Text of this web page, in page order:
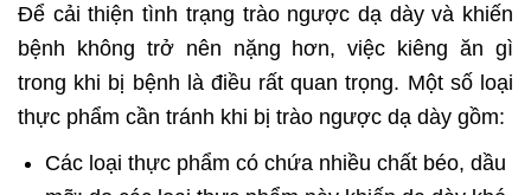
Để cải thiện tình trạng trào ngược dạ dày và khiến
bệnh không trở nên nặng hơn, việc kiêng ăn gì
trong khi bị bệnh là điều rất quan trọng. Một số loại
thực phẩm cần tránh khi bị trào ngược dạ dày gồm:
Các loại thực phẩm có chứa nhiều chất béo, dầu